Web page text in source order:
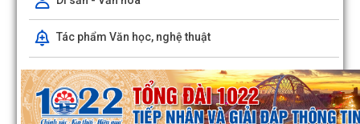
Tác phẩm Văn học, nghệ thuật
Đông Hải triển khai công tác giải phóng mặt bằng Dự án đường sắt
Cai - Hà Nội - Hải Phòng